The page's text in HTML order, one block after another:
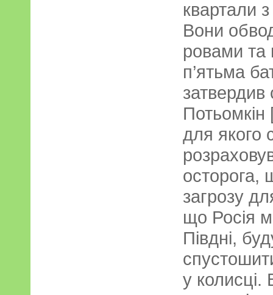
квартали
Вони
ровами та
п’ятьма
затвердив
Потьомкін
для якого
осторога,
загрозу
що Росія
Півдні,
у колисці.